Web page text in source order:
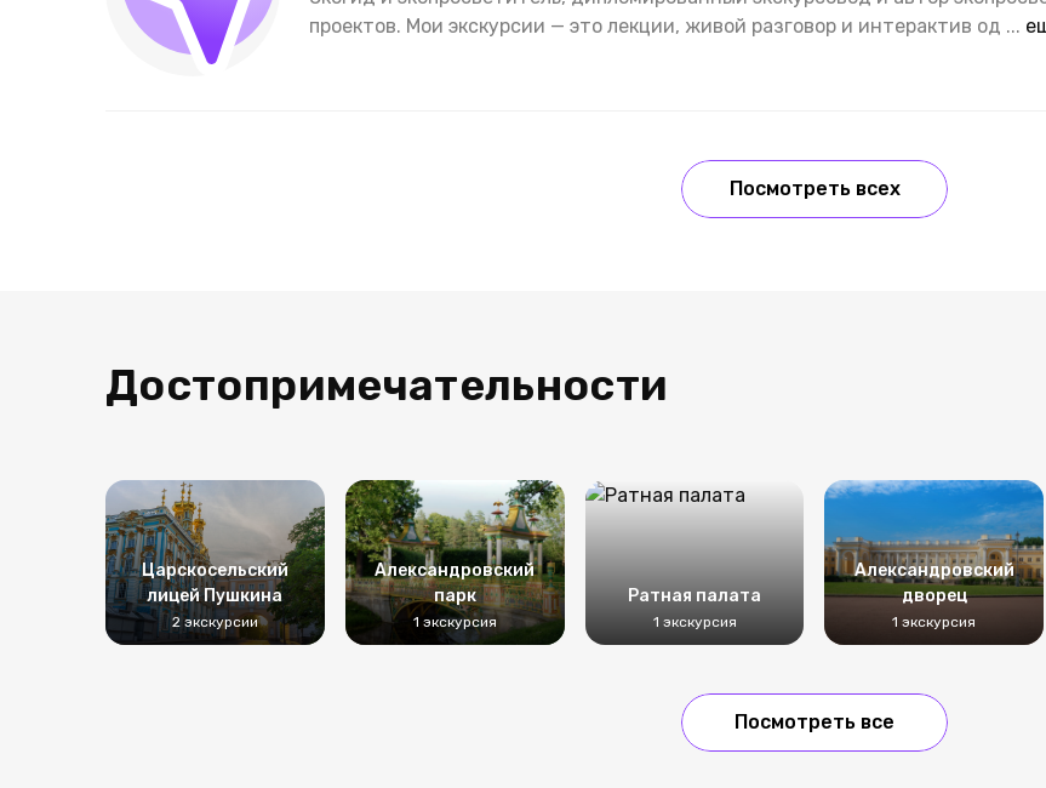
проектов. Мои экскурсии — это лекции, живой разговор и интерактив од ...
Посмотреть всех
Достопримечательности
Царскосельский
лицей Пушкина
2 экскурсии
Александровский
парк
1 экскурсия
Ратная палата
1 экскурсия
Александровский
дворец
1 экскурсия
Посмотреть все